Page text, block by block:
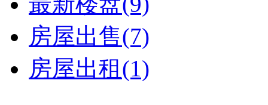
房屋出售(7)
房屋出租(1)